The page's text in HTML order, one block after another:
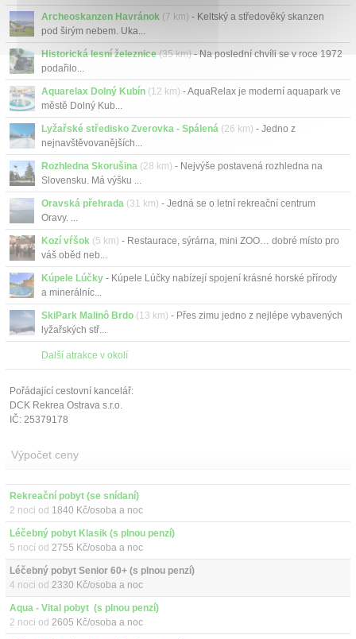
Archeoskanzen Havránok (7 km) - Keltský a středověký skanzen
pod širým nebem. Uka...
Historická lesní železnice (35 km)- Na poslední chvíli se v roce 1972
podařilo...
Aquarelax Dolný Kubín (12 km) - AquaRelax je moderní aquapark ve
městě Dolný Kub...
Lyžařské středisko Zverovka - Spálená (26 km) - Jedno z
nejnavštěvovanějších...
Rozhledna Skorušina (28 km) - Nejvýše postavená rozhledna na
Slovensku. Má výšku ...
Oravská přehrada (31 km) - Jedná se o letní rekreační centrum
Oravy. ...
Kozí vŕšok (5 km) - Restaurace, sýrárna, mini ZOO… dobré místo pro
váš oběd neb...
Kúpele Lúčky - Kúpele Lúčky nabízejí spojení krásné horské přírody
a minerálníc...
SkiPark Malinô Brdo (13 km) - Přes zimu jedno z nejlépe vybavených
lyžařských stř...
Další atrakce v okolí
Pořádající cestovní kancelář:
DCK Rekrea Ostrava s.r.o.
IČ: 25379178
Výpočet ceny
Rekreační pobyt (se snídaní)
2 noci od 1840 Kč/osoba a noc
Léčebný pobyt Klasik (s plnou penzí)
5 nocí od 2755 Kč/osoba a noc
Léčebný pobyt Senior 60+ (s plnou penzí)
4 noci od 2330 Kč/osoba a noc
Aqua - Vital pobyt  (s plnou penzí)
2 noci od 2605 Kč/osoba a noc